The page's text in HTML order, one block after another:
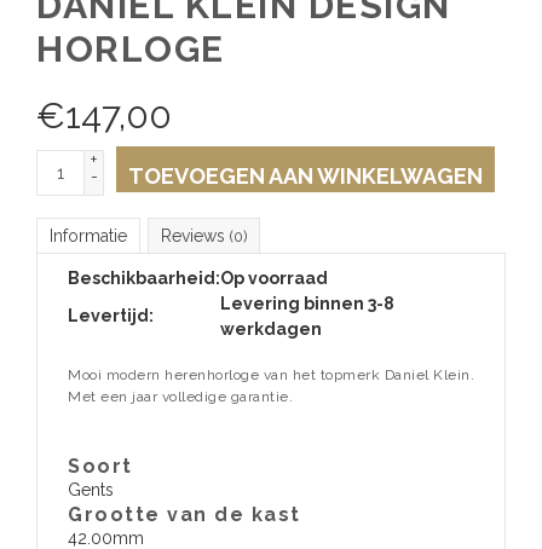
HORLOGE
€147,00
+
-
TOEVOEGEN AAN WINKELWAGEN
Informatie Reviews (0)
Beschikbaarheid:Op voorraad
Levertijd:
Levering binnen 3-8
werkdagen
Mooi modern herenhorloge van het topmerk Daniel Klein.
Met een jaar volledige garantie.
Soort
Gents
Grootte van de kast
42.00mm